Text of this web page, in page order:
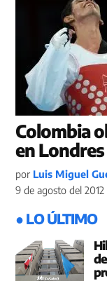
Colombia
en Londres
por Luis Miguel
9 de agosto del
● LO ÚLTIMO